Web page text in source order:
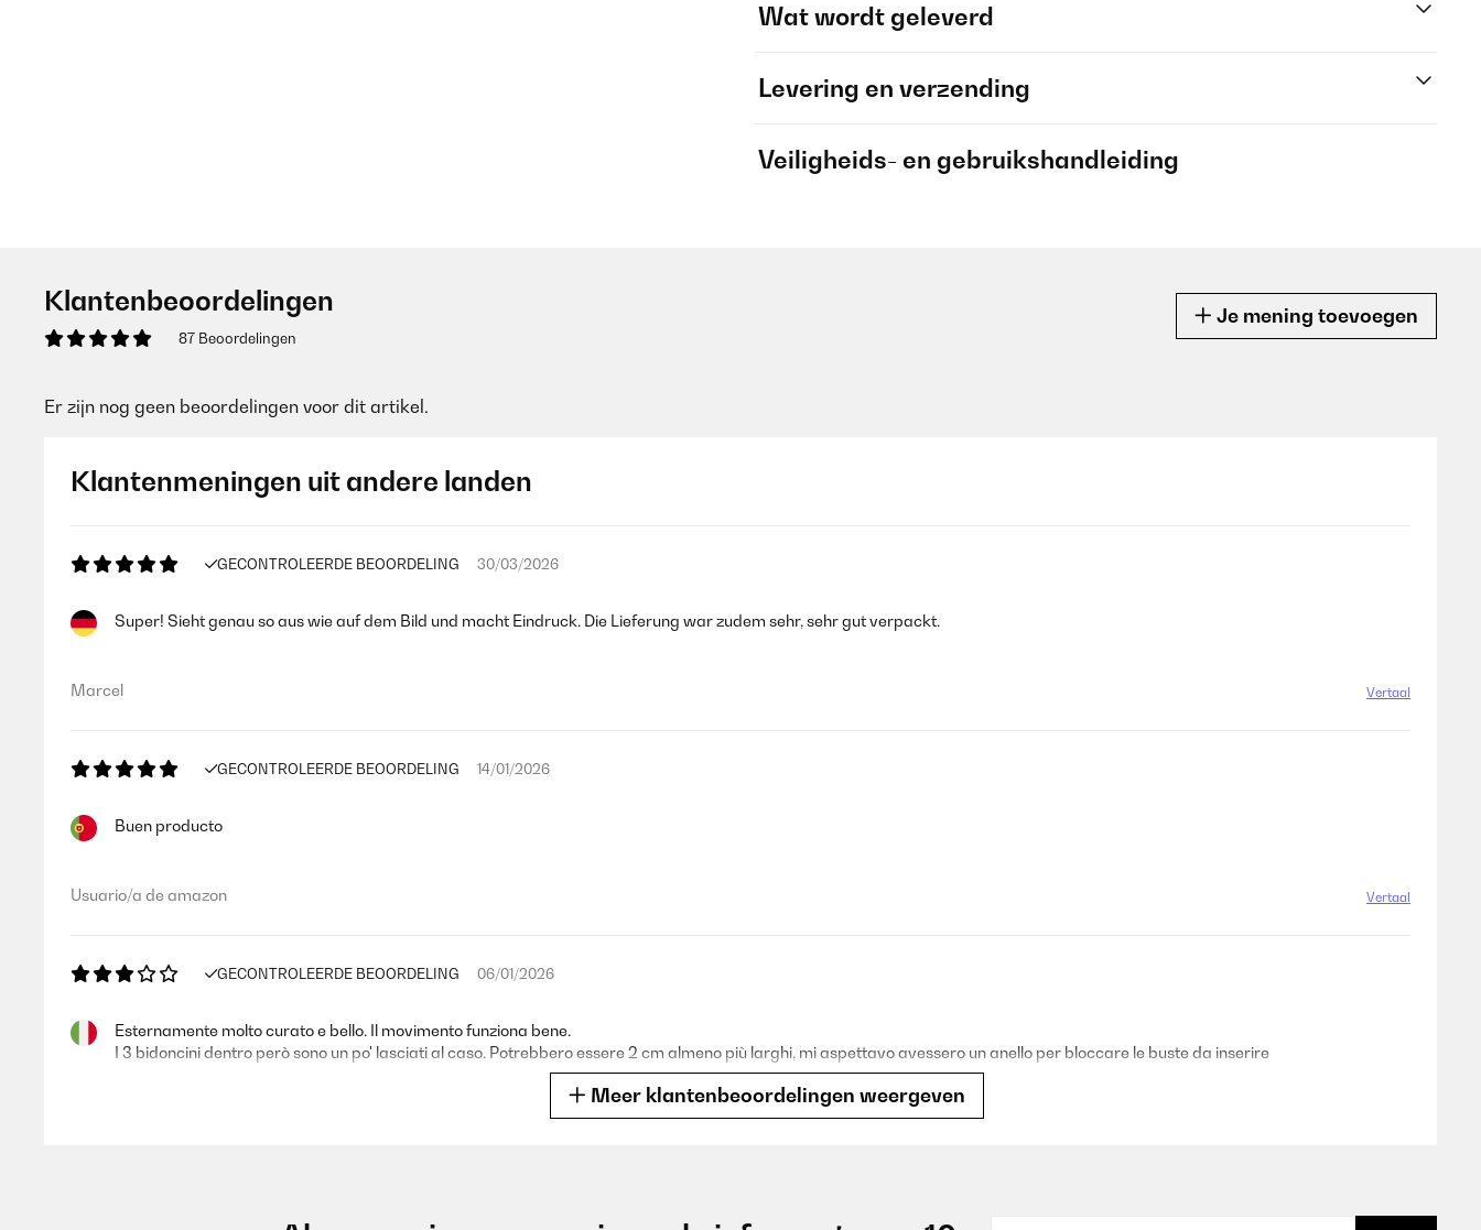
Wat wordt geleverd
Levering en verzending
Veiligheids- en gebruikshandleiding
Klantenbeoordelingen
87 Beoordelingen
Je mening toevoegen
Er zijn nog geen beoordelingen voor dit artikel.
Klantenmeningen uit andere landen
GECONTROLEERDE BEOORDELING 30/03/2026
Super! Sieht genau so aus wie auf dem Bild und macht Eindruck. Die Lieferung war zudem sehr, sehr gut verpackt.
Marcel Vertaal
GECONTROLEERDE BEOORDELING 14/01/2026
Buen producto
Usuario/a de amazon Vertaal
GECONTROLEERDE BEOORDELING 06/01/2026
Esternamente molto curato e bello. Il movimento funziona bene.
I 3 bidoncini dentro però sono un po' lasciati al caso. Potrebbero essere 2 cm almeno più larghi, mi aspettavo avessero un anello per bloccare le buste da inserire
Meer klantenbeoordelingen weergeven